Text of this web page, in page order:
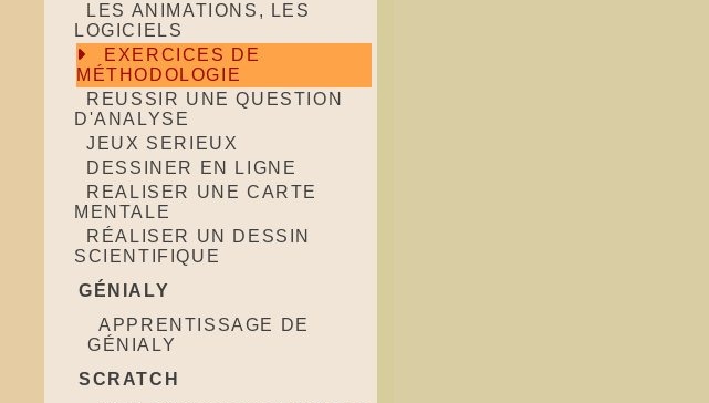
LES ANIMATIONS, LES
LOGICIELS
EXERCICES DE
MÉTHODOLOGIE
REUSSIR UNE QUESTION
D'ANALYSE
JEUX SERIEUX
DESSINER EN LIGNE
REALISER UNE CARTE
MENTALE
RÉALISER UN DESSIN
SCIENTIFIQUE
GÉNIALY
APPRENTISSAGE DE
GÉNIALY
SCRATCH